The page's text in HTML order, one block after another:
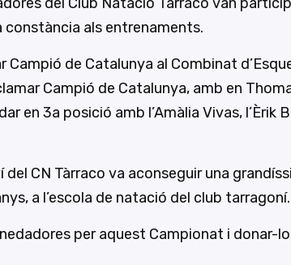
constància als entrenaments.
Campió de Catalunya al Combinat
Campió de Catalunya, amb en
en 3a posició amb l’Amàlia Vivas, l’Èrik
del CN Tàrraco va aconseguir una
a l’escola de natació del club tarragoní.
per aquest Campionat i donar-